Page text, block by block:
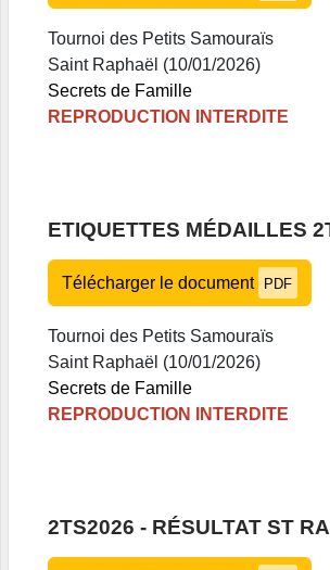
Tournoi des Petits Samouraïs
Saint Raphaël (10/01/2026)
Secrets de Famille
REPRODUCTION INTERDITE
ETIQUETTES MÉDAILLES
Télécharger le document PDF
Tournoi des Petits Samouraïs
Saint Raphaël (10/01/2026)
Secrets de Famille
REPRODUCTION INTERDITE
2TS2026 - RÉSULTAT ST